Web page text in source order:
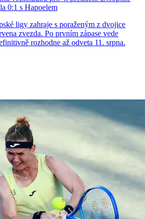
0:1 s Hapoelem
ligy zahraje s poraženým z dvojice
zvezda. Po prvním zápase vede
rozhodne až odveta 11. srpna.